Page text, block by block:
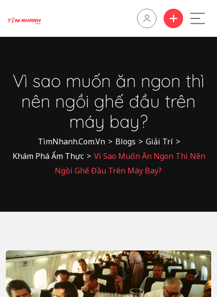
Vì sao muốn ăn ngon thì
nên ngồi ghế đầu trên
máy bay?
TìmNhanh.Com.Vn > Blogs > Giải Trí >
Khám Phá Ẩm Thực > Vì Sao Muốn Ăn Ngon Thì Nên
Ngồi Ghế Đầu Trên Máy Bay?